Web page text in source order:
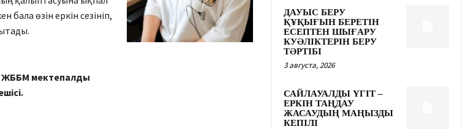
бала өзін еркін сезініп,
ЖББМ мектепалды
ДАУЫС БЕРУ
ҚҰҚЫҒЫН БЕРЕТІН
ЕСЕПТЕН ШЫҒАРУ
КУӘЛІКТЕРІН БЕРУ
ТӘРТІБІ
3 августа, 2026
САЙЛАУАЛДЫ ҮГІТ –
ЕРКІН ТАҢДАУ
ЖАСАУДЫҢ МАҢЫЗДЫ
КЕПІЛІ